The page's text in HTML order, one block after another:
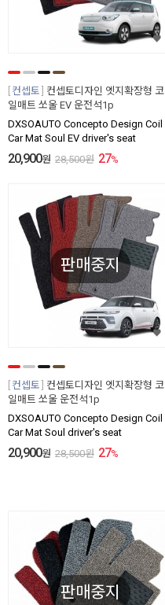
컨셉토
컨셉토디자인 엣지확장형 코
일매트 쏘울 EV 운전석1p
DXSOAUTO Concepto Design Coil
Car Mat Soul EV driver's seat
20,900원 28,500원 27%
판매중지
컨셉토
컨셉토디자인 엣지확장형 코
일매트 쏘울 운전석1p
DXSOAUTO Concepto Design Coil
Car Mat Soul driver's seat
20,900원 28,500원 27%
판매중지